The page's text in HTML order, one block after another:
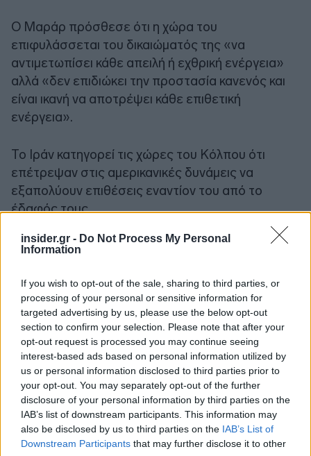
insider.gr - Do Not Process My Personal
Information
If you wish to opt-out of the sale, sharing to third parties, or
processing of your personal or sensitive information for
targeted advertising by us, please use the below opt-out
section to confirm your selection. Please note that after your
opt-out request is processed you may continue seeing
interest-based ads based on personal information utilized by
us or personal information disclosed to third parties prior to
your opt-out. You may separately opt-out of the further
disclosure of your personal information by third parties on the
IAB’s list of downstream participants. This information may
also be disclosed by us to third parties on the IAB’s List of
Downstream Participants that may further disclose it to other
Ο Μαράρ πρόσθεσε ότι η χώρα του
επιφυλάσσεται του δικαιώματός της «να
αντιμετωπίσει κάθε απειλή ή εχθρική ενέργεια»
αλλά «δεν επιδιώκει την προστασία κανενός και
είναι ικανή να αποτρέψει κάθε επιθετική
ενέργεια».
Το Ιράν κατηγορεί τις χώρες του Κόλπου ότι
επέτρεψαν στις αμερικανικές δυνάμεις να
εξαπολύουν επιθέσεις εναντίον του από το
έδαφός τους.